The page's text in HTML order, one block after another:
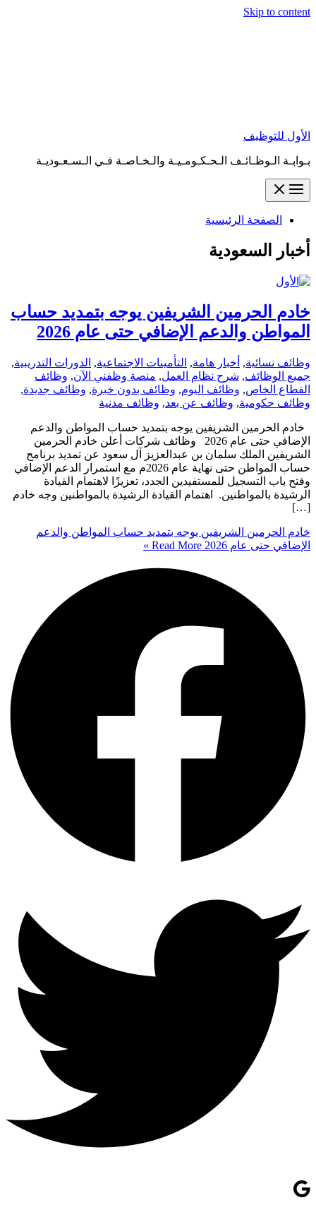
Skip to content
الأول للتوظيف
بـوابـة الـوظـائـف الـحـكـومـيـة والـخـاصـة فـي الـسـعـوديـة
الصفحة الرئيسية
أخبار السعودية
خادم الحرمين الشريفين يوجه بتمديد حساب
المواطن والدعم الإضافي حتى عام 2026
وظائف نسائية, أخبار هامة, التأمينات الاجتماعية, الدورات التدريبية,
جميع الوظائف, شرح نظام العمل, منصة وظفني الآن, وظائف
القطاع الخاص, وظائف اليوم, وظائف بدون خبرة, وظائف جديدة,
وظائف حكومية, وظائف عن بعد, وظائف مدنية
خادم الحرمين الشريفين يوجه بتمديد حساب المواطن والدعم
الإضافي حتى عام 2026 وظائف شركات أعلن خادم الحرمين
الشريفين الملك سلمان بن عبدالعزيز آل سعود عن تمديد برنامج
حساب المواطن حتى نهاية عام 2026م مع استمرار الدعم الإضافي
وفتح باب التسجيل للمستفيدين الجدد، تعزيزًا لاهتمام القيادة
الرشيدة بالمواطنين. اهتمام القيادة الرشيدة بالمواطنين وجه خادم
[…]
خادم الحرمين الشريفين يوجه بتمديد حساب المواطن والدعم
الإضافي حتى عام 2026